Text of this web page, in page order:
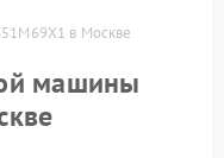
в Москве
машины